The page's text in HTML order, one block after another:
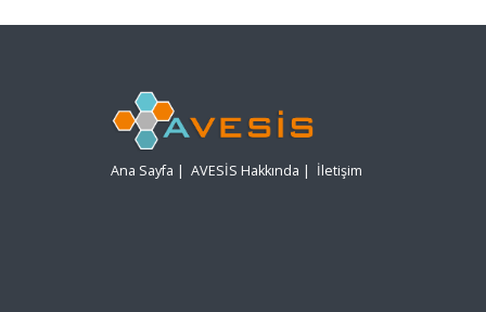
Ana Sayfa | AVESİS Hakkında | İletişim